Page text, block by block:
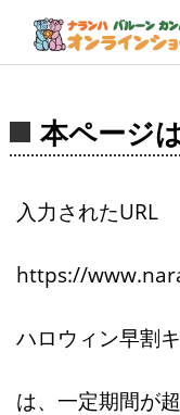
本ページ
入力されたURL
https://
ハロウィン早割
は、一定期間が